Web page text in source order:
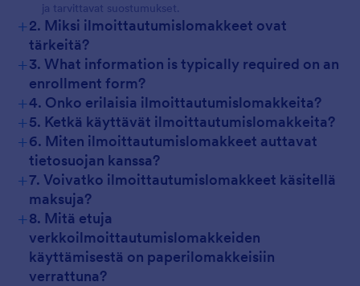
ja tarvittavat suostumukset.
+2. Miksi ilmoittautumislomakkeet ovat
tärkeitä?
+3. What information is typically required on an
enrollment form?
+4. Onko erilaisia ilmoittautumislomakkeita?
+5. Ketkä käyttävät ilmoittautumislomakkeita?
+6. Miten ilmoittautumislomakkeet auttavat
tietosuojan kanssa?
+7. Voivatko ilmoittautumislomakkeet käsitellä
maksuja?
+8. Mitä etuja
verkkoilmoittautumislomakkeiden
käyttämisestä on paperilomakkeisiin
verrattuna?